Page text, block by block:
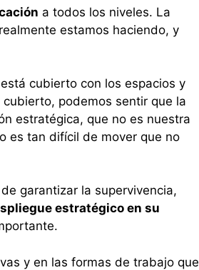
a todos los niveles. La
estamos haciendo, y
cubierto con los espacios y
podemos sentir que la
estratégica, que no es nuestra
es tan difícil de mover que no
garantizar la supervivencia,
estratégico en su
y en las formas de trabajo que